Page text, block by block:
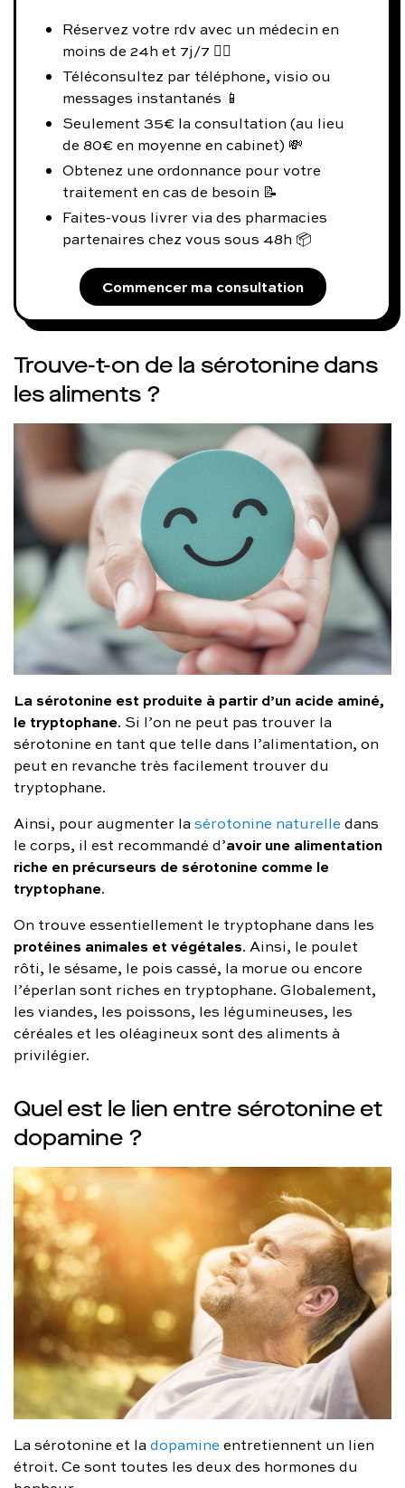
Réservez votre rdv avec un médecin en
moins de 24h et 7j/7 👨‍⚕️
Téléconsultez par téléphone, visio ou
messages instantanés 📱
Seulement 35€ la consultation (au lieu
de 80€ en moyenne en cabinet) 💸
Obtenez une ordonnance pour votre
traitement en cas de besoin 📝
Faites-vous livrer via des pharmacies
partenaires chez vous sous 48h 📦
Commencer ma consultation
Trouve-t-on de la sérotonine dans
les aliments ?
La sérotonine est produite à partir d’un acide aminé,
le tryptophane. Si l’on ne peut pas trouver la
sérotonine en tant que telle dans l’alimentation, on
peut en revanche très facilement trouver du
tryptophane.
Ainsi, pour augmenter lasérotonine naturelle dans
le corps, il est recommandé d’avoir une alimentation
riche en précurseurs de sérotonine comme le
tryptophane.
On trouve essentiellement le tryptophane dans les
protéines animales et végétales. Ainsi, le poulet
rôti, le sésame, le pois cassé, la morue ou encore
l’éperlan sont riches en tryptophane. Globalement,
les viandes, les poissons, les légumineuses, les
céréales et les oléagineux sont des aliments à
privilégier.
Quel est le lien entre sérotonine et
dopamine ?
La sérotonine et ladopamine entretiennent un lien
étroit. Ce sont toutes les deux des hormones du